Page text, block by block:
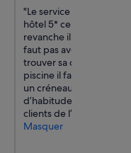
"Le service de chambre
hôtel 5* ce n’est pas
revanche il y a
faut pas avoir peur de
trouver sa chambre. Et
piscine il faut payer
un créneau 😳. C’est
d’habitude l’accès à la
clients de l’hôtel !!!
Masquer